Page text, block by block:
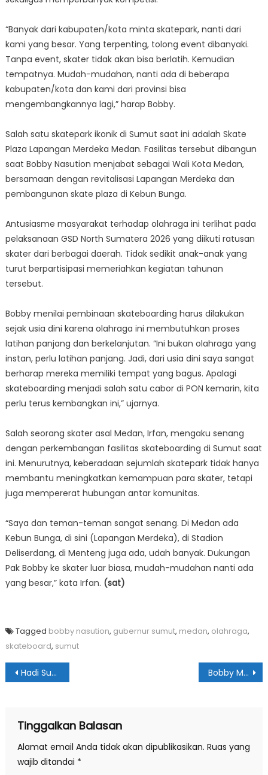
“Banyak dari kabupaten/kota minta skatepark, nanti dari
kami yang besar. Yang terpenting, tolong event dibanyaki.
Tanpa event, skater tidak akan bisa berlatih. Kemudian
tempatnya. Mudah-mudahan, nanti ada di beberapa
kabupaten/kota dan kami dari provinsi bisa
mengembangkannya lagi,” harap Bobby.
Salah satu skatepark ikonik di Sumut saat ini adalah Skate
Plaza Lapangan Merdeka Medan. Fasilitas tersebut dibangun
saat Bobby Nasution menjabat sebagai Wali Kota Medan,
bersamaan dengan revitalisasi Lapangan Merdeka dan
pembangunan skate plaza di Kebun Bunga.
Antusiasme masyarakat terhadap olahraga ini terlihat pada
pelaksanaan GSD North Sumatera 2026 yang diikuti ratusan
skater dari berbagai daerah. Tidak sedikit anak-anak yang
turut berpartisipasi memeriahkan kegiatan tahunan
tersebut.
Bobby menilai pembinaan skateboarding harus dilakukan
sejak usia dini karena olahraga ini membutuhkan proses
latihan panjang dan berkelanjutan. “Ini bukan olahraga yang
instan, perlu latihan panjang. Jadi, dari usia dini saya sangat
berharap mereka memiliki tempat yang bagus. Apalagi
skateboarding menjadi salah satu cabor di PON kemarin, kita
perlu terus kembangkan ini,” ujarnya.
Salah seorang skater asal Medan, Irfan, mengaku senang
dengan perkembangan fasilitas skateboarding di Sumut saat
ini. Menurutnya, keberadaan sejumlah skatepark tidak hanya
membantu meningkatkan kemampuan para skater, tetapi
juga mempererat hubungan antar komunitas.
“Saya dan teman-teman sangat senang. Di Medan ada
Kebun Bunga, di sini (Lapangan Merdeka), di Stadion
Deliserdang, di Menteng juga ada, udah banyak. Dukungan
Pak Bobby ke skater luar biasa, mudah-mudahan nanti ada
yang besar,” kata Irfan. (sat)
Tagged bobby nasution, gubernur sumut, medan, olahraga,
skateboard, sumut
Navigasi
Hadi Suhendra Ajak Generasi Muda Fahami Kembali Nilai-Nilai Pancasila Bobby Minta AMPI Jadi Motor Pemersatu OKP di Sumut
Tinggalkan Balasan
Alamat email Anda tidak akan dipublikasikan. Ruas yang
wajib ditandai *